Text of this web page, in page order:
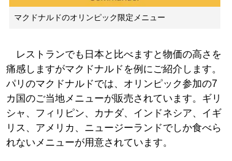
マクドナルドのオリンピック限定メニュー
レストランでも日本と比べますと物価の高さを
痛感しますがマクドナルドを例にご紹介します。
パリのマクドナルドでは、オリンピック参加の7
カ国のご当地メニューが販売されています。ギリ
シャ、フィリピン、カナダ、インドネシア、イギ
リス、アメリカ、ニュージーランドでしか食べら
れないメニューが用意されています。